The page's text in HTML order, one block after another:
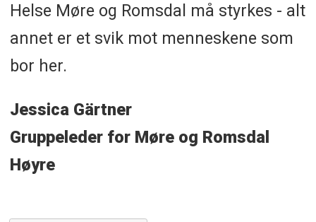
Helse Møre og Romsdal må styrkes - alt
annet er et svik mot menneskene som
bor her.
Jessica Gärtner
Gruppeleder for Møre og Romsdal
Høyre